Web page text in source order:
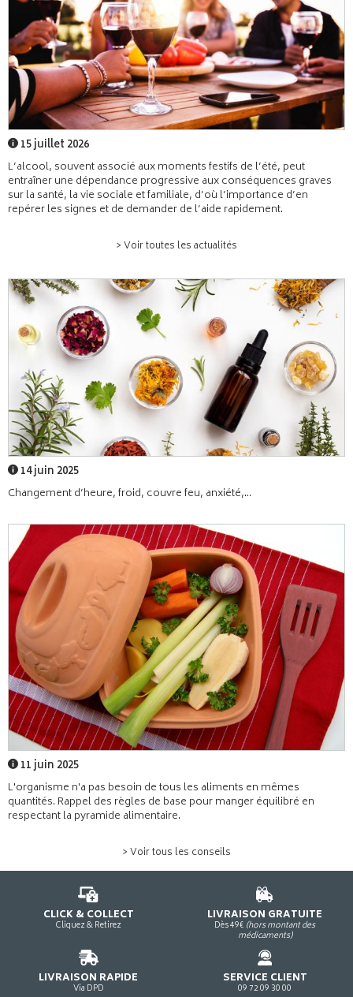
15 juillet 2026
L’alcool, souvent associé aux moments festifs de l’été, peut
entraîner une dépendance progressive aux conséquences graves
sur la santé, la vie sociale et familiale, d’où l’importance d’en
repérer les signes et de demander de l’aide rapidement.
> Voir toutes les actualités
14 juin 2025
Changement d’heure, froid, couvre feu, anxiété,...
11 juin 2025
L'organisme n'a pas besoin de tous les aliments en mêmes
quantités. Rappel des règles de base pour manger équilibré en
respectant la pyramide alimentaire.
> Voir tous les conseils
CLICK & COLLECT
Cliquez & Retirez
LIVRAISON GRATUITE
Dès 49€ (hors montant des
médicaments)
LIVRAISON RAPIDE
Via DPD
SERVICE CLIENT
09 72 09 30 00